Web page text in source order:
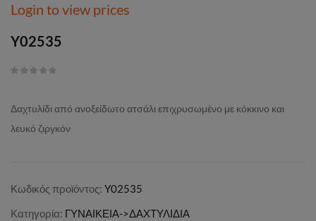
Login to view prices
Y02535
Δαχτυλίδι από ανοξείδωτο ατσάλι επιχρυσωμένο με κόκκινο και
λευκό ζιργκόν
Κωδικός προϊόντος: Y02535
Κατηγορία: ΓΥΝΑΙΚΕΙΑ->ΔΑΧΤΥΛΙΔΙΑ